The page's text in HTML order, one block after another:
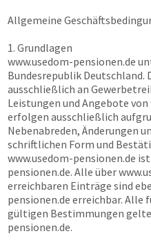
Allgemeine
1. Grundlagen
www.usedom-pensionen.de
Bundesrepublik Deutschland.
ausschließlich an
Leistungen und Angebote von
erfolgen ausschließlich
Nebenabreden, Änderungen
schriftlichen Form und
www.usedom-pensionen.de
pensionen.de. Alle über
erreichbaren Einträge sind
pensionen.de erreichbar. Alle
gültigen Bestimmungen
pensionen.de.